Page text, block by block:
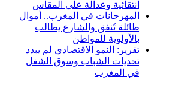
انتقائية وعدالة على المقاس
المهرجانات في المغرب.. أموال
طائلة تُنفق والشارع يطالب
بالأولوية للمواطن
تقرير: النمو الاقتصادي لم يبدد
تحديات الشباب وسوق الشغل
في المغرب